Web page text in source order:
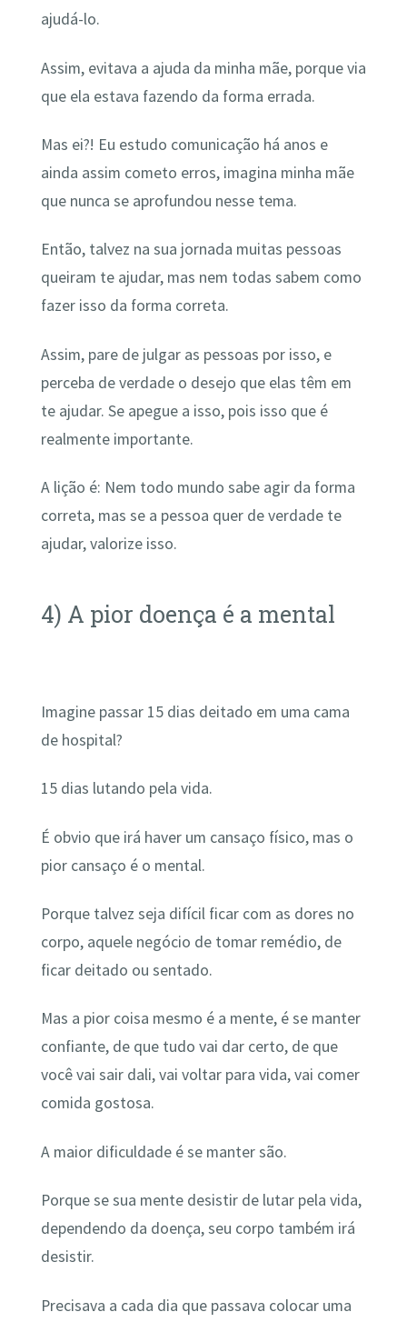
ajudá-lo.
Assim, evitava a ajuda da minha mãe, porque via
que ela estava fazendo da forma errada.
Mas ei?! Eu estudo comunicação há anos e
ainda assim cometo erros, imagina minha mãe
que nunca se aprofundou nesse tema.
Então, talvez na sua jornada muitas pessoas
queiram te ajudar, mas nem todas sabem como
fazer isso da forma correta.
Assim, pare de julgar as pessoas por isso, e
perceba de verdade o desejo que elas têm em
te ajudar. Se apegue a isso, pois isso que é
realmente importante.
A lição é: Nem todo mundo sabe agir da forma
correta, mas se a pessoa quer de verdade te
ajudar, valorize isso.
4) A pior doença é a mental
Imagine passar 15 dias deitado em uma cama
de hospital?
15 dias lutando pela vida.
É obvio que irá haver um cansaço físico, mas o
pior cansaço é o mental.
Porque talvez seja difícil ficar com as dores no
corpo, aquele negócio de tomar remédio, de
ficar deitado ou sentado.
Mas a pior coisa mesmo é a mente, é se manter
confiante, de que tudo vai dar certo, de que
você vai sair dali, vai voltar para vida, vai comer
comida gostosa.
A maior dificuldade é se manter são.
Porque se sua mente desistir de lutar pela vida,
dependendo da doença, seu corpo também irá
desistir.
Precisava a cada dia que passava colocar uma